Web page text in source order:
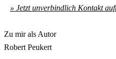
» Jetzt unverbindlich Kontakt
Zu mir als Autor
Robert Peukert